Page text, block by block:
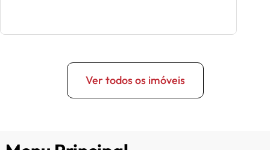
Ver todos os imóveis